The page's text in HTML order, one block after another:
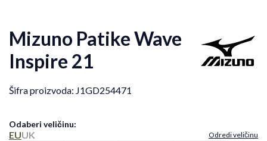
Mizuno Patike Wave
Inspire 21
Šifra proizvoda: J1GD254471
Odaberi veličinu:
EUUK Odredi veličinu